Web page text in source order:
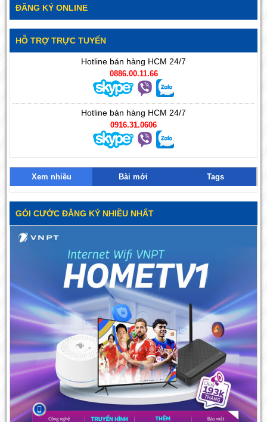
ĐĂNG KÝ ONLINE
HỖ TRỢ TRỰC TUYẾN
Hotline bán hàng HCM 24/7
0886.00.11.66
Hotline bán hàng HCM 24/7
0916.31.0606
Xem nhiều Bài mới Tags
GÓI CƯỚC ĐĂNG KÝ NHIỀU NHẤT